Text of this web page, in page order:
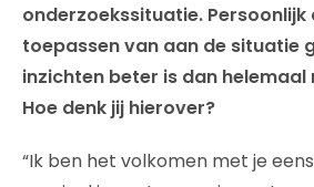
onderzoekssituatie. Persoonlijk
toepassen van aan de situatie
inzichten beter is dan
Hoe denk jij hierover?
“Ik ben het volkomen met je